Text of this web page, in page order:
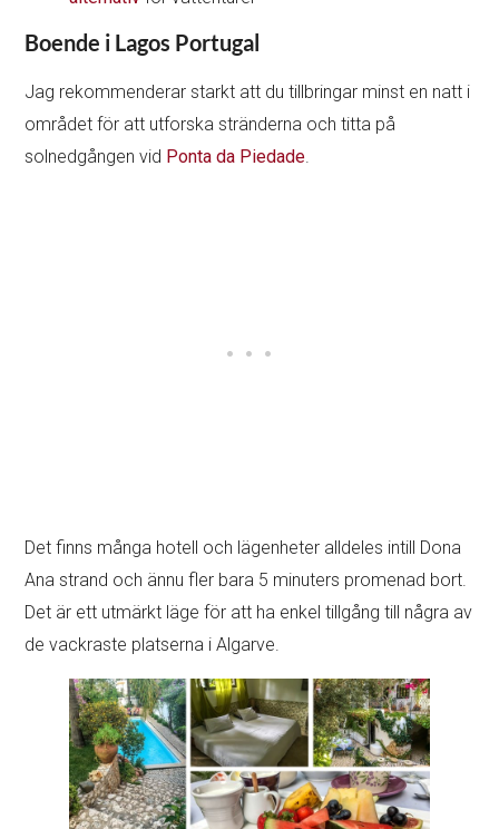
Boende i Lagos Portugal
Jag rekommenderar starkt att du tillbringar minst en natt i
området för att utforska stränderna och titta på
solnedgången vid Ponta da Piedade.
Det finns många hotell och lägenheter alldeles intill Dona
Ana strand och ännu fler bara 5 minuters promenad bort.
Det är ett utmärkt läge för att ha enkel tillgång till några av
de vackraste platserna i Algarve.